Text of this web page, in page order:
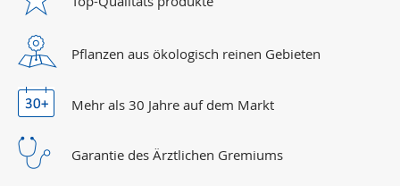
Pflanzen aus ökologisch reinen Gebieten
Mehr als 30 Jahre auf dem Markt
Garantie des Ärztlichen Gremiums